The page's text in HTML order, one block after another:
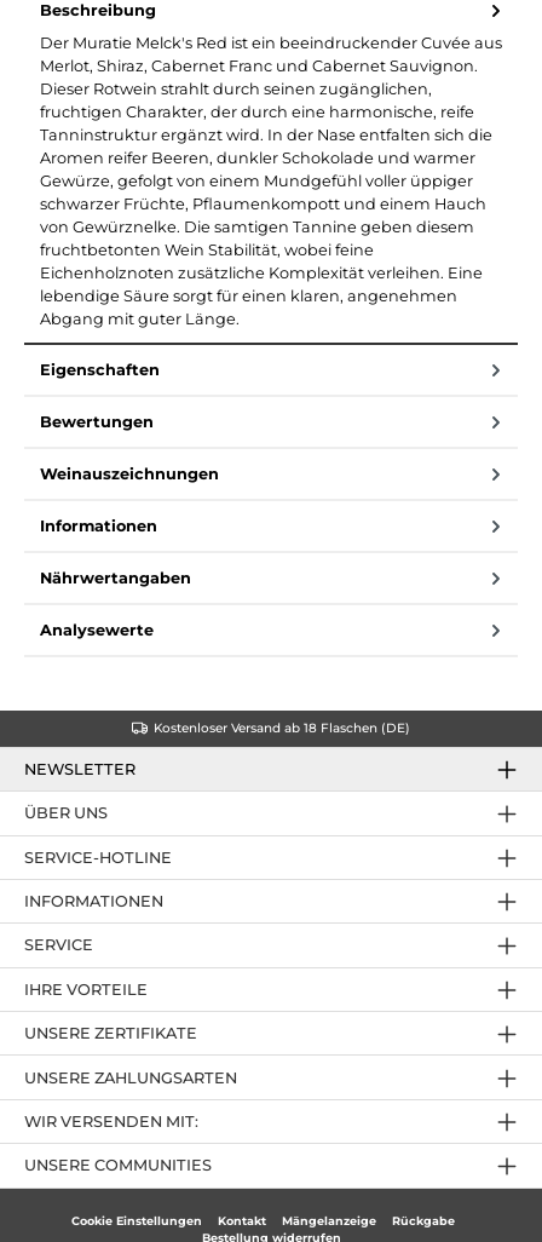
Beschreibung
Der Muratie Melck's Red ist ein beeindruckender Cuvée aus
Merlot, Shiraz, Cabernet Franc und Cabernet Sauvignon.
Dieser Rotwein strahlt durch seinen zugänglichen,
fruchtigen Charakter, der durch eine harmonische, reife
Tanninstruktur ergänzt wird. In der Nase entfalten sich die
Aromen reifer Beeren, dunkler Schokolade und warmer
Gewürze, gefolgt von einem Mundgefühl voller üppiger
schwarzer Früchte, Pflaumenkompott und einem Hauch
von Gewürznelke. Die samtigen Tannine geben diesem
fruchtbetonten Wein Stabilität, wobei feine
Eichenholznoten zusätzliche Komplexität verleihen. Eine
lebendige Säure sorgt für einen klaren, angenehmen
Abgang mit guter Länge.
Eigenschaften
Bewertungen
Weinauszeichnungen
Informationen
Nährwertangaben
Analysewerte
Kostenloser Versand ab 18 Flaschen (DE)
NEWSLETTER
SERVICE-HOTLINE
IHRE VORTEILE
UNSERE ZAHLUNGSARTEN
ÜBER UNS
UNSERE ZERTIFIKATE
INFORMATIONEN
SERVICE
UNSERE COMMUNITIES
WIR VERSENDEN MIT:
Cookie Einstellungen Kontakt Mängelanzeige
Rückgabe
Bestellung widerrufen